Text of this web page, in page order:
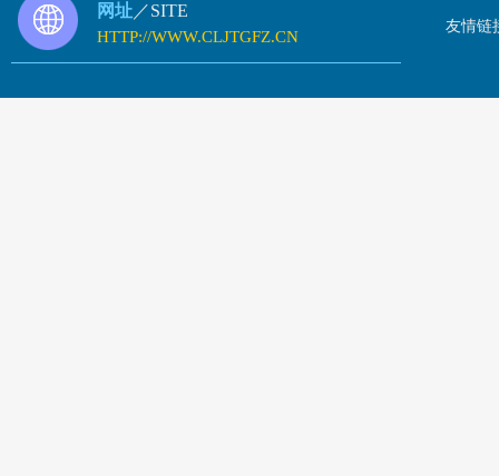
网址 ／SITE
HTTP://WWW.CLJTGFZ.CN
友情链